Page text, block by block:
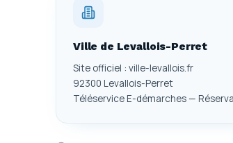
Ville de Levallois-Perret
Site officiel : ville-levallois.fr
92300 Levallois-Perret
Téléservice E-démarches —